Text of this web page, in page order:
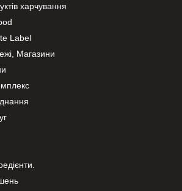
харчування
Label
Магазини